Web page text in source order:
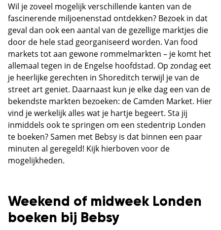
Wil je zoveel mogelijk verschillende kanten van de
fascinerende miljoenenstad ontdekken? Bezoek in dat
geval dan ook een aantal van de gezellige marktjes die
door de hele stad georganiseerd worden. Van food
markets tot aan gewone rommelmarkten – je komt het
allemaal tegen in de Engelse hoofdstad. Op zondag eet
je heerlijke gerechten in Shoreditch terwijl je van de
street art geniet. Daarnaast kun je elke dag een van de
bekendste markten bezoeken: de Camden Market. Hier
vind je werkelijk alles wat je hartje begeert. Sta jij
inmiddels ook te springen om een stedentrip Londen
te boeken? Samen met Bebsy is dat binnen een paar
minuten al geregeld! Kijk hierboven voor de
mogelijkheden.
Weekend of midweek Londen
boeken bij Bebsy